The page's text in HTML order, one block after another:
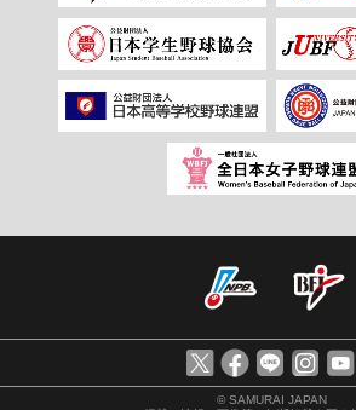
© SAMURAI JAPAN